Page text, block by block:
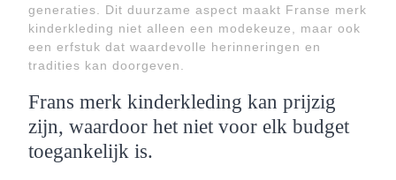
generaties. Dit duurzame aspect maakt Franse merk
kinderkleding niet alleen een modekeuze, maar ook
een erfstuk dat waardevolle herinneringen en
tradities kan doorgeven.
Frans merk kinderkleding kan prijzig
zijn, waardoor het niet voor elk budget
toegankelijk is.